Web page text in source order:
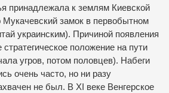
принадлежала к землям Киевской
Мукачевский замок в первобытном
украинским). Причиной появления
положение на пути
угров, потом половцев). Набеги
очень часто, но ни разу
не был. В ХІ веке Венгерское